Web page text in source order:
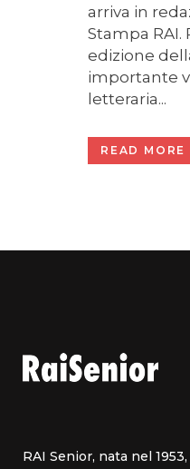
arriva in
Stampa RAI.
edizione
importante
letteraria...
READ MORE
RAI Senior, nata nel